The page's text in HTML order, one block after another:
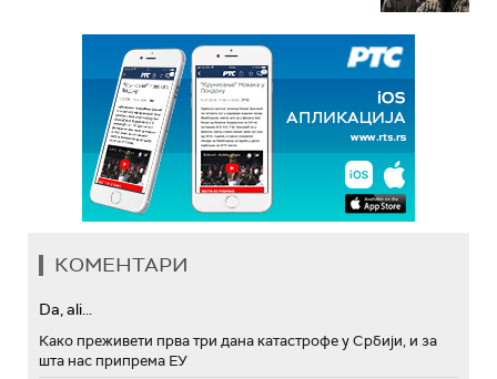
КОМЕНТАРИ
Da, ali...
Како преживети прва три дана катастрофе у Србији, и за
шта нас припрема ЕУ